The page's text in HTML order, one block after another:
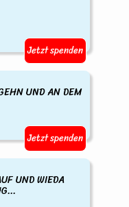
Jetzt spenden
UND AN DEM
Jetzt spenden
UND WIEDA